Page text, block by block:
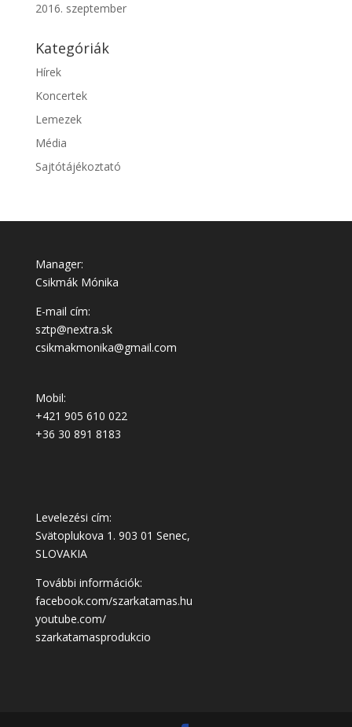
2016. szeptember
Kategóriák
Hírek
Koncertek
Lemezek
Média
Sajtótájékoztató
Manager:
Csikmák Mónika
E-mail cím:
sztp@nextra.sk
csikmakmonika@gmail.com
Mobil:
+421 905 610 022
+36 30 891 8183
Levelezési cím:
Svätoplukova 1. 903 01 Senec,
SLOVAKIA
További információk:
facebook.com/szarkatamas.hu
youtube.com/
szarkatamasprodukcio